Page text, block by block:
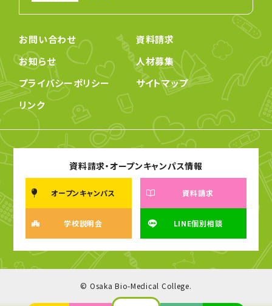
お問い合わせ
資料請求
お知らせ
人材募集
プライバシーポリシー
サイトマップ
リンク
資料請求・オープンキャンパス情報
オープンキャンパス 資料請求
学校説明会 LINE個別相談
© Osaka Bio-Medical College.